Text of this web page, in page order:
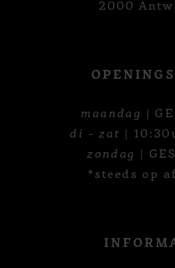
2000
maandag |
di - zat |
zondag |
*steeds op